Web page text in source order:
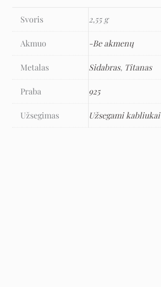
Svoris 2,55 g
Akmuo -Be akmenų
Metalas Sidabras, Titanas
Praba 925
Užsegimas Užsegami kabliukai